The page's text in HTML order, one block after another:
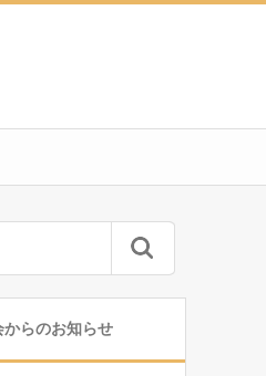
からのお知らせ